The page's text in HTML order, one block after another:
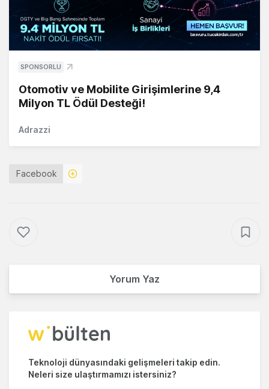
SPONSORLU
Otomotiv ve Mobilite Girişimlerine 9,4
Milyon TL Ödül Desteği!
Adrazzi
Facebook
Yorum Yaz
Teknoloji dünyasındaki gelişmeleri takip edin.
Neleri size ulaştırmamızı istersiniz?